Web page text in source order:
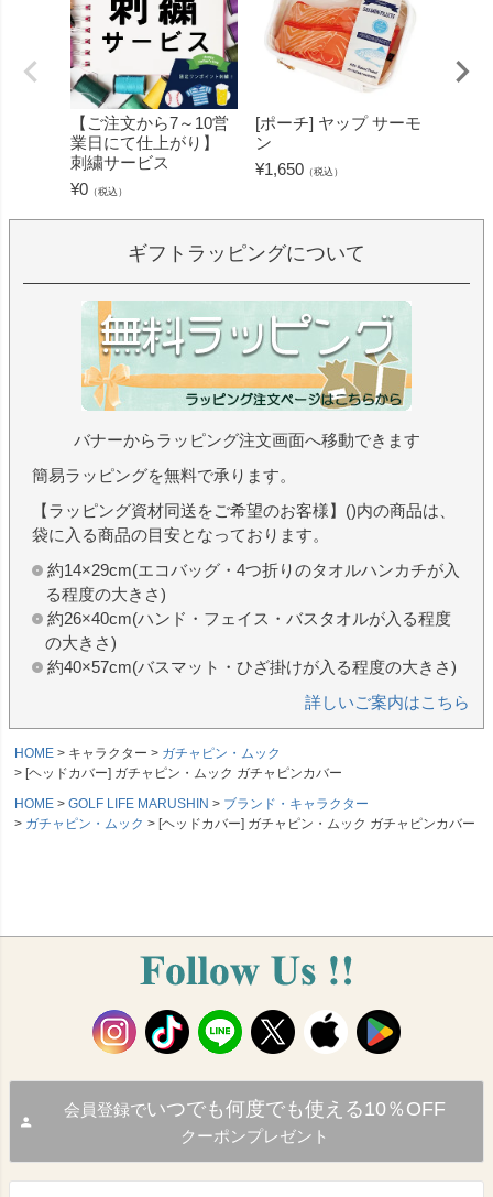
【ご注文から7～10営
業日にて仕上がり】
刺繍サービス
¥0 （税込）
[ポーチ] ヤップ サーモ
ン
¥1,650 （税込）
ギフトラッピングについて
バナーからラッピング注文画面へ移動できます
簡易ラッピングを無料で承ります。
【ラッピング資材同送をご希望のお客様】()内の商品は、
袋に入る商品の目安となっております。
約14×29cm(エコバッグ・4つ折りのタオルハンカチが入
る程度の大きさ)
約26×40cm(ハンド・フェイス・バスタオルが入る程度
の大きさ)
約40×57cm(バスマット・ひざ掛けが入る程度の大きさ)
詳しいご案内はこちら
HOME キャラクター
ガチャピン・ムック
[ヘッドカバー] ガチャピン・ムック ガチャピンカバー
HOME
GOLF LIFE MARUSHIN
ブランド・キャラクター
ガチャピン・ムック
[ヘッドカバー] ガチャピン・ムック ガチャピンカバー
会員登録でいつでも何度でも使える10％OFF
クーポンプレゼント